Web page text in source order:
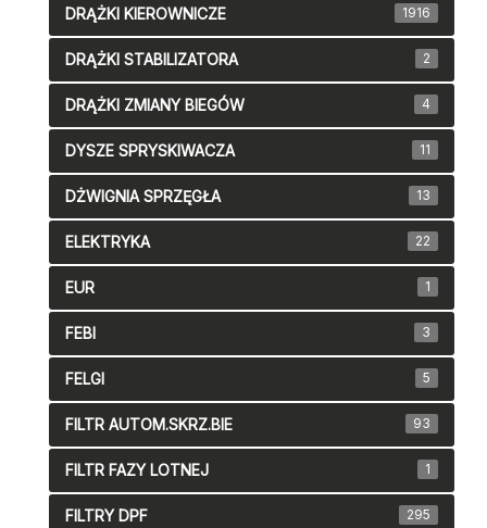
DRĄŻKI KIEROWNICZE 1916
DRĄŻKI STABILIZATORA 2
DRĄŻKI ZMIANY BIEGÓW 4
DYSZE SPRYSKIWACZA 11
DŻWIGNIA SPRZĘGŁA 13
ELEKTRYKA 22
EUR 1
FEBI 3
FELGI 5
FILTR AUTOM.SKRZ.BIE 93
FILTR FAZY LOTNEJ 1
FILTRY DPF 295